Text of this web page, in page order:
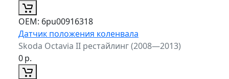
ОЕМ: 6pu00916318
Датчик положения коленвала
Skoda Octavia II рестайлинг (2008—2013)
0р.